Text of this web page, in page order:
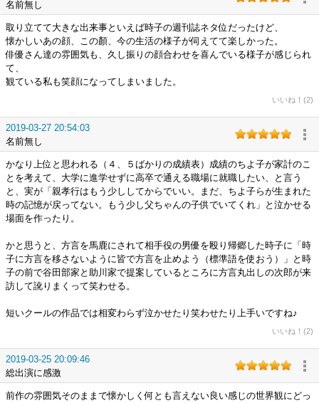
名前無し
取り立てて大きな出来事といえば時子の週刊誌ネタ位だったけど、
懐かしいあの顔、この顏、今の生活の様子が伺えてて楽しかった。
俳優さん達の雰囲気も、久し振りの顔合わせを喜んでいる様子が感じられ
て、
観ている私も笑顔になってしまいました。
いいね！(2)
2019-03-27 20:54:03
名前無し
かなり上位と思われる（４、５ばかりの成績表）成績のちよ子が家計のこ
とを考えて、大学に進学せずに高卒で通える職場に就職したい、と言う
と、実が「親孝行はもう少ししてからでいい。まだ、ちよ子らが生まれた
時の記憶が戻ってない。もう少し父ちゃんの子供でいてくれ」と泣かせる
場面を作ったり。
かと思うと、方言を馬鹿にされて相手役の男優を殴り帰郷した時子に「時
子に方言を移さないように皆で方言を止めよう（標準語を使おう）」と時
子の前で谷田部家と助川家で提案しているところに方言丸出しの次郎が来
訪して訛りまくって笑わせる。
短いクールの作品では相変わらず泣かせたり笑わせたり上手いですね♪
いいね！(2)
2019-03-25 20:09:46
総出演に感激
前作の雰囲気そのままで懐かしく何とも言えない良い感じの世界観にどっ